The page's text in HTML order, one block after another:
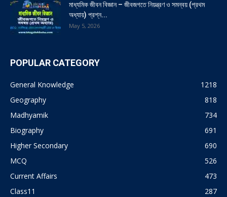
মাধ্যমিক জীবন বিজ্ঞান – জীবজগতে নিয়ন্ত্রণ ও সমন্বয় (প্রথম
অধ্যায়) প্রশ্ন...
May 5, 2026
POPULAR CATEGORY
General Knowledge
1218
Geography
818
Madhyamik
734
Biography
691
Higher Secondary
690
MCQ
526
Current Affairs
473
Class11
287